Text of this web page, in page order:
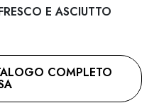
E ASCIUTTO
COMPLETO